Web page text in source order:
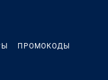
ПРОМОКОДЫ